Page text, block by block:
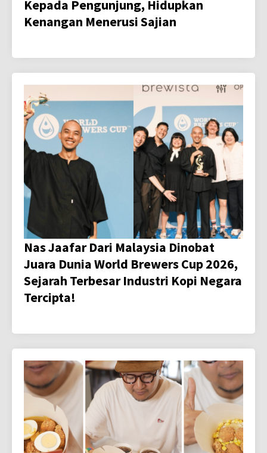
Kepada Pengunjung, Hidupkan
Kenangan Menerusi Sajian
Nas Jaafar Dari Malaysia Dinobat
Juara Dunia World Brewers Cup 2026,
Sejarah Terbesar Industri Kopi Negara
Tercipta!